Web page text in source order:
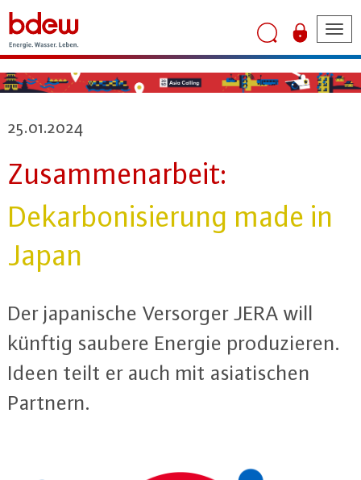
25.01.2024
Zu­sam­men­ar­beit:
Dekar­bo­ni­sie­rung made in
Japan
Der ja­pa­ni­sche Versorger JERA will
künftig saubere Energie pro­du­zie­ren.
Ideen teilt er auch mit asia­ti­schen
Partnern.